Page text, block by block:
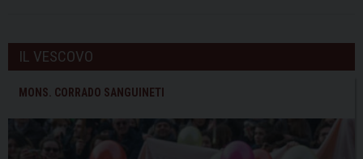
IL VESCOVO
MONS. CORRADO SANGUINETI